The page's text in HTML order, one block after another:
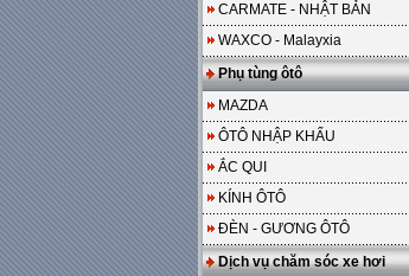
CARMATE - NHẬT BẢN
WAXCO - Malayxia
Phụ tùng ôtô
MAZDA
ÔTÔ NHẬP KHẨU
ẮC QUI
KÍNH ÔTÔ
ĐÈN - GƯƠNG ÔTÔ
Dịch vụ chăm sóc xe hơi